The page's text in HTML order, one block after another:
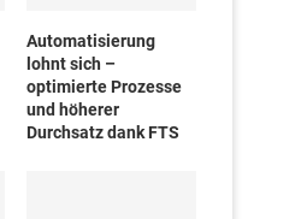
Automatisierung
lohnt sich –
optimierte Prozesse
und höherer
Durchsatz dank FTS